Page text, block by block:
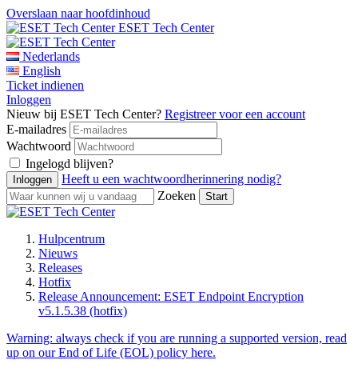
Overslaan naar hoofdinhoud
ESET Tech Center
Nederlands
English
Ticket indienen
Inloggen
Nieuw bij ESET Tech Center? Registreer voor een account
E-mailadres
Wachtwoord
Ingelogd blijven?
Heeft u een wachtwoordherinnering nodig?
Zoeken
Hulpcentrum
Nieuws
Releases
Hotfix
Release Announcement: ESET Endpoint Encryption
v5.1.5.38 (hotfix)
Warning: always check if you are running a supported version, read
up on our End of Life (EOL) policy here.